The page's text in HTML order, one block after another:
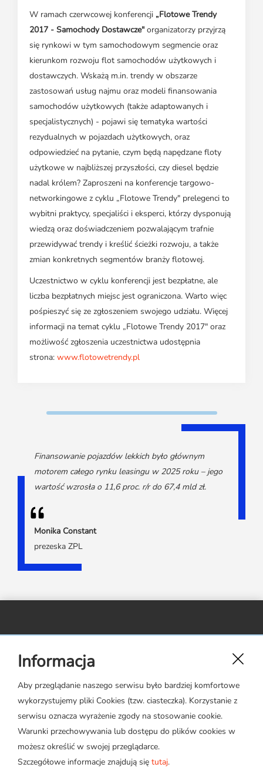
Informacja
Aby przeglądanie naszego serwisu było bardziej komfortowe
wykorzystujemy pliki Cookies (tzw. ciasteczka). Korzystanie z
serwisu oznacza wyrażenie zgody na stosowanie cookie.
Warunki przechowywania lub dostępu do plików cookies w
możesz określić w swojej przeglądarce.
Szczegółowe informacje znajdują się tutaj.
W ramach czerwcowej konferencji „Flotowe Trendy
2017 - Samochody Dostawcze" organizatorzy przyjrzą
się rynkowi w tym samochodowym segmencie oraz
kierunkom rozwoju flot samochodów użytkowych i
dostawczych. Wskażą m.in. trendy w obszarze
zastosowań usług najmu oraz modeli finansowania
samochodów użytkowych (także adaptowanych i
specjalistycznych) - pojawi się tematyka wartości
rezydualnych w pojazdach użytkowych, oraz
odpowiedzieć na pytanie, czym będą napędzane floty
użytkowe w najbliższej przyszłości, czy diesel będzie
nadal królem? Zaproszeni na konferencje targowo-
networkingowe z cyklu „Flotowe Trendy" prelegenci to
wybitni praktycy, specjaliści i eksperci, którzy dysponują
wiedzą oraz doświadczeniem pozwalającym trafnie
przewidywać trendy i kreślić ścieżki rozwoju, a także
zmian konkretnych segmentów branży flotowej.
Uczestnictwo w cyklu konferencji jest bezpłatne, ale
liczba bezpłatnych miejsc jest ograniczona. Warto więc
pośpieszyć się ze zgłoszeniem swojego udziału. Więcej
informacji na temat cyklu „Flotowe Trendy 2017" oraz
możliwość zgłoszenia uczestnictwa udostępnia
strona: www.flotowetrendy.pl
Finansowanie pojazdów lekkich było głównym
motorem całego rynku leasingu w 2025 roku – jego
wartość wzrosła o 11,6 proc. r/r do 67,4 mld zł.
Monika Constant
prezeska ZPL
ul. Rejtana 17 lok. 22,
02-516 Warszawa
zpl@leasing.org.pl